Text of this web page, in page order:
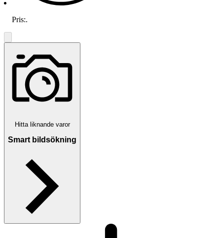
Pris:.
Hitta liknande varor
Smart bildsökning